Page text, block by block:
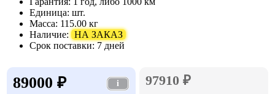
Единица: шт.
Масса: 115.00 кг
Наличие: НА ЗАКАЗ
Срок поставки: 7 дней
89000 ₽
i
97910 ₽